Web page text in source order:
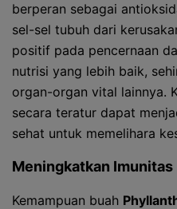
berperan sebagai
sel-sel tubuh dari
positif pada pencernaan
nutrisi yang lebih baik,
organ-organ vital lainnya.
secara teratur dapat
sehat untuk memelihara
Meningkatkan Imunitas
Kemampuan buah